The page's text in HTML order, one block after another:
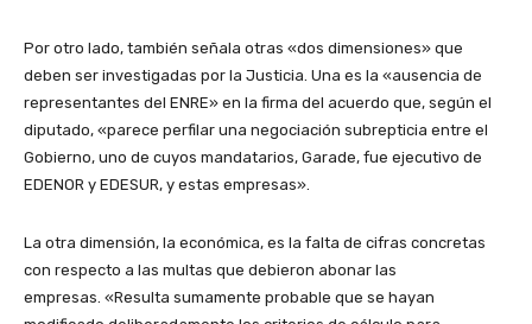
Por otro lado, también señala otras «dos dimensiones» que
deben ser investigadas por la Justicia. Una es la «ausencia de
representantes del ENRE» en la firma del acuerdo que, según el
diputado, «parece perfilar una negociación subrepticia entre el
Gobierno, uno de cuyos mandatarios, Garade, fue ejecutivo de
EDENOR y EDESUR, y estas empresas».
La otra dimensión, la económica, es la falta de cifras concretas
con respecto a las multas que debieron abonar las
empresas. «Resulta sumamente probable que se hayan